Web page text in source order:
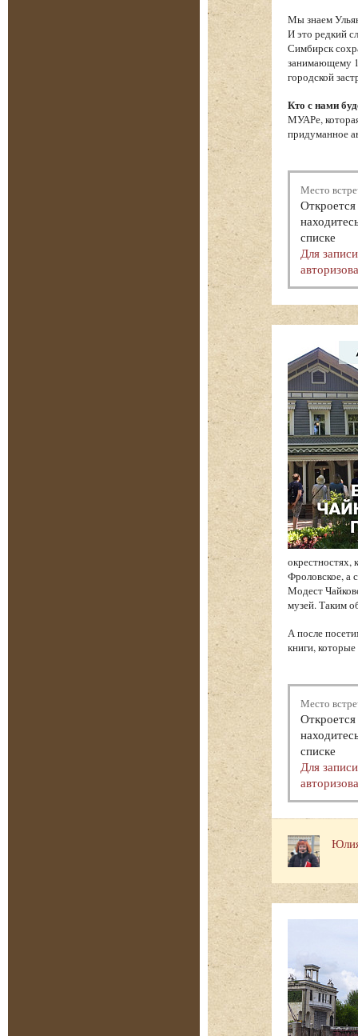
Мы знаем
И это редкий
Симбирск
занимающему
городской
Кто с нами
МУАРе,
придуманное
Место
списке
Для
окрестностях,
Фроловское, а
Модест
музей. Таким
А после
книги,
Место
списке
Для